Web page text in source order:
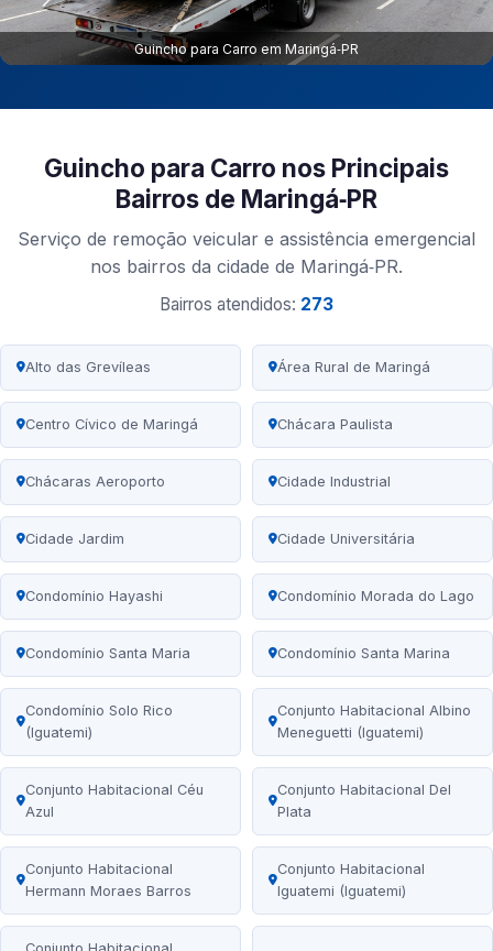
Guincho para Carro em Maringá‑PR
Guincho para Carro nos Principais
Bairros de Maringá‑PR
Serviço de remoção veicular e assistência emergencial
nos bairros da cidade de Maringá‑PR.
Bairros atendidos: 273
Alto das Grevíleas Área Rural de Maringá
Centro Cívico de Maringá Chácara Paulista
Chácaras Aeroporto Cidade Industrial
Cidade Jardim Cidade Universitária
Condomínio Hayashi Condomínio Morada do Lago
Condomínio Santa Maria Condomínio Santa Marina
Condomínio Solo Rico
(Iguatemi)
Conjunto Habitacional Albino
Meneguetti (Iguatemi)
Conjunto Habitacional Céu
Azul
Conjunto Habitacional Del
Plata
Conjunto Habitacional
Hermann Moraes Barros
Conjunto Habitacional
Iguatemi (Iguatemi)